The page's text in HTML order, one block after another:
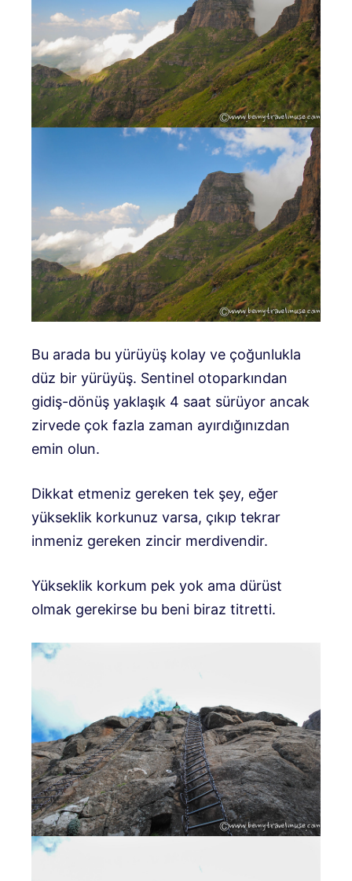
Bu arada bu yürüyüş kolay ve çoğunlukla
düz bir yürüyüş. Sentinel otoparkından
gidiş-dönüş yaklaşık 4 saat sürüyor ancak
zirvede çok fazla zaman ayırdığınızdan
emin olun.
Dikkat etmeniz gereken tek şey, eğer
yükseklik korkunuz varsa, çıkıp tekrar
inmeniz gereken zincir merdivendir.
Yükseklik korkum pek yok ama dürüst
olmak gerekirse bu beni biraz titretti.